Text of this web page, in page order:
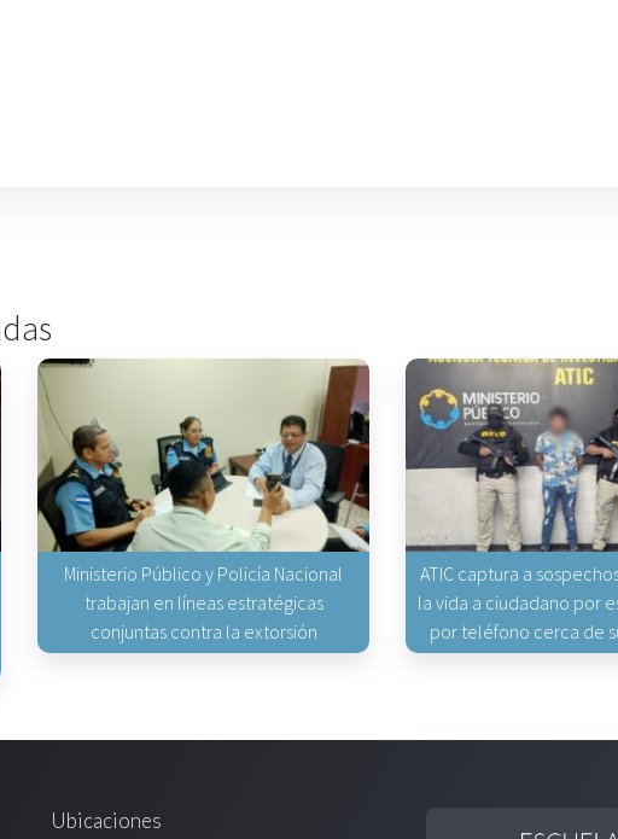
Ministerio Público y Policía Nacional
trabajan en líneas estratégicas
conjuntas contra la extorsión
ATIC captura a
la vida a ciudadano por
por teléfono cerca de
Ubicaciones